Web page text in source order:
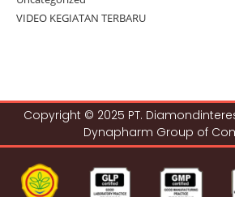
VIDEO KEGIATAN TERBARU
Copyright © 2025 PT.
Dynapharm Group of